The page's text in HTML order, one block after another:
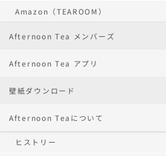
Amazon（TEAROOM）
Afternoon Tea メンバーズ
Afternoon Tea アプリ
壁紙ダウンロード
Afternoon Teaについて
ヒストリー